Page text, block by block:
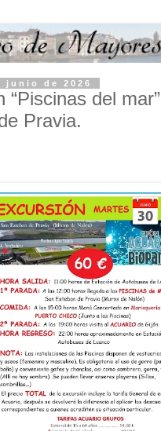
junio de 2026
“Piscinas del
Pravia.